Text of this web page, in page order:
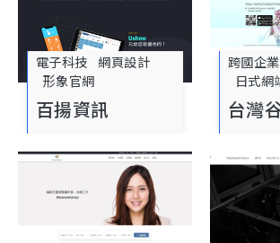
電子科技
網頁設計
形象官網
百揚資訊
跨國企業
日式網
台灣